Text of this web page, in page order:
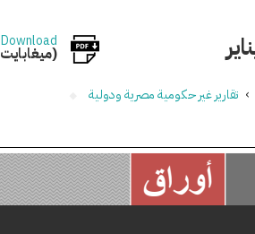
Download
(2.11 ميغابايت)
› تقارير غير حكومية مصرية ودولية